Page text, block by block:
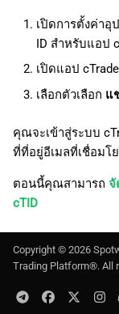
เปิดการตั้งค่า
ID สำหรับแอป
เปิดแอป
เลือกตัวเลือก แ
คุณจะเข้าสู่ระบบ
ที่ที่อยู่อีเมลที่เชื่อม
ตอนนี้คุณสามารถ จั
cTID
Copyright © 2026
Trading Platform®. All